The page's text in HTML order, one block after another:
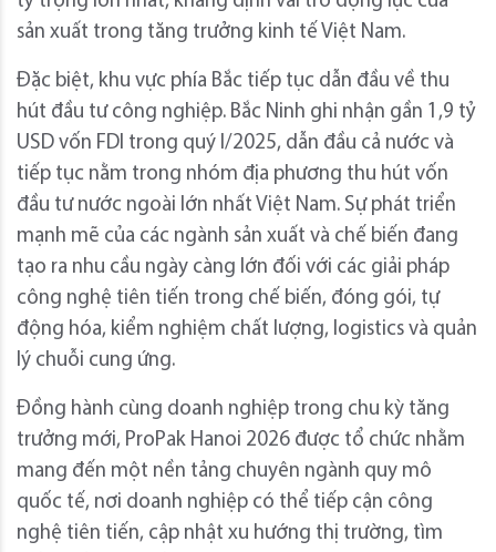
sản xuất trong tăng trưởng kinh tế Việt Nam.
Đặc biệt, khu vực phía Bắc tiếp tục dẫn đầu về thu
hút đầu tư công nghiệp. Bắc Ninh ghi nhận gần 1,9 tỷ
USD vốn FDI trong quý I/2025, dẫn đầu cả nước và
tiếp tục nằm trong nhóm địa phương thu hút vốn
đầu tư nước ngoài lớn nhất Việt Nam. Sự phát triển
mạnh mẽ của các ngành sản xuất và chế biến đang
tạo ra nhu cầu ngày càng lớn đối với các giải pháp
công nghệ tiên tiến trong chế biến, đóng gói, tự
động hóa, kiểm nghiệm chất lượng, logistics và quản
lý chuỗi cung ứng.
Đồng hành cùng doanh nghiệp trong chu kỳ tăng
trưởng mới, ProPak Hanoi 2026 được tổ chức nhằm
mang đến một nền tảng chuyên ngành quy mô
quốc tế, nơi doanh nghiệp có thể tiếp cận công
nghệ tiên tiến, cập nhật xu hướng thị trường, tìm